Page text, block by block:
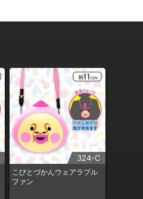
324-C
こびとづかんウェアラブル
ファン